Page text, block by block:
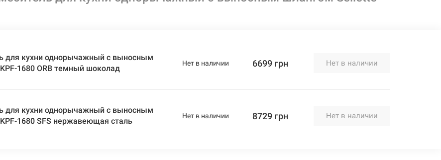
для кухни однорычажный с выносным
1680 ORB темный шоколад
Нет в наличии 6699 грн Нет в наличии
для кухни однорычажный с выносным
1680 SFS нержавеющая сталь
Нет в наличии 8729 грн Нет в наличии